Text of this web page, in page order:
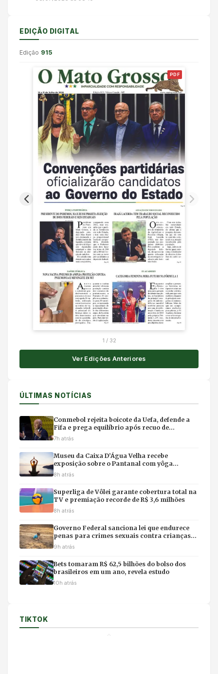
EDIÇÃO DIGITAL
Edição 915
PDF
1 / 32
Ver Edições Anteriores
ÚLTIMAS NOTÍCIAS
Conmebol rejeita boicote da Uefa, defende a
Fifa e prega equilíbrio após recuo de
Infantino
7h atrás
Museu da Caixa D’Água Velha recebe
exposição sobre o Pantanal com yôga
imersivo e feirinha em Cuiabá
8h atrás
Superliga de Vôlei garante cobertura total na
TV e premiação recorde de R$ 3,6 milhões
8h atrás
Governo Federal sanciona lei que endurece
penas para crimes sexuais contra crianças
na internet e uso de IA
9h atrás
Bets tomaram R$ 62,5 bilhões do bolso dos
brasileiros em um ano, revela estudo
10h atrás
TIKTOK